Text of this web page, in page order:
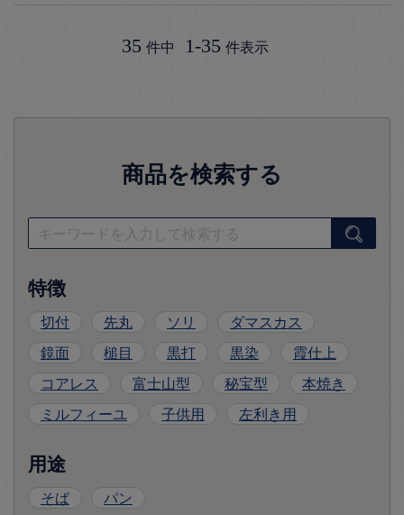
35 件中 1-35 件表示
商品を検索する
特徴
切付 先丸 ソリ
ダマスカス
鏡面
槌目 黒打 黒染
霞仕上
コアレス
富士山型 秘宝型
本焼き
ミルフィーユ
子供用 左利き用
用途
そば パン